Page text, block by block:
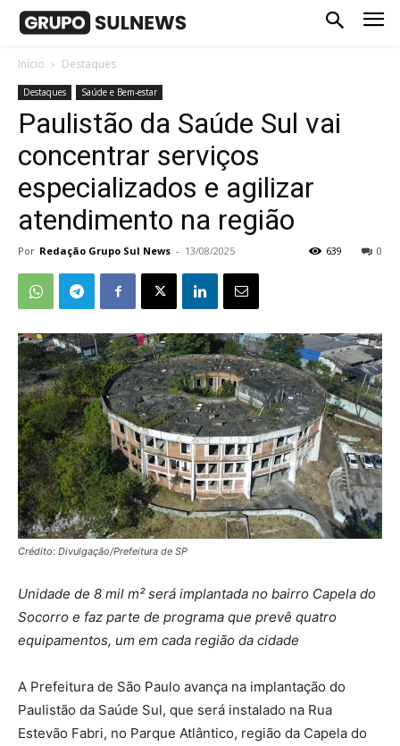
Início Destaques
Destaques Saúde e Bem-estar
Paulistão da Saúde Sul vai
concentrar serviços
especializados e agilizar
atendimento na região
Por Redação Grupo Sul News - 13/08/2025 0
639
Crédito: Divulgação/Prefeitura de SP
Unidade de 8 mil m² será implantada no bairro Capela do
Socorro e faz parte de programa que prevê quatro
equipamentos, um em cada região da cidade
A Prefeitura de São Paulo avança na implantação do
Paulistão da Saúde Sul, que será instalado na Rua
Estevão Fabri, no Parque Atlântico, região da Capela do